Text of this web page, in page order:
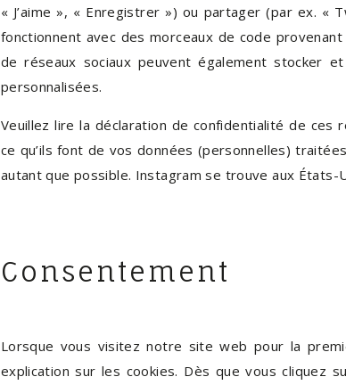
« J’aime », « Enregistrer ») ou partager (par ex. «
fonctionnent avec des morceaux de code
de réseaux sociaux peuvent également stocker
personnalisées.
Veuillez lire la déclaration de confidentialité de
ce qu’ils font de vos données (personnelles)
autant que possible. Instagram se trouve aux États-
Consentement
Lorsque vous visitez notre site web pour la
explication sur les cookies. Dès que vous cliquez